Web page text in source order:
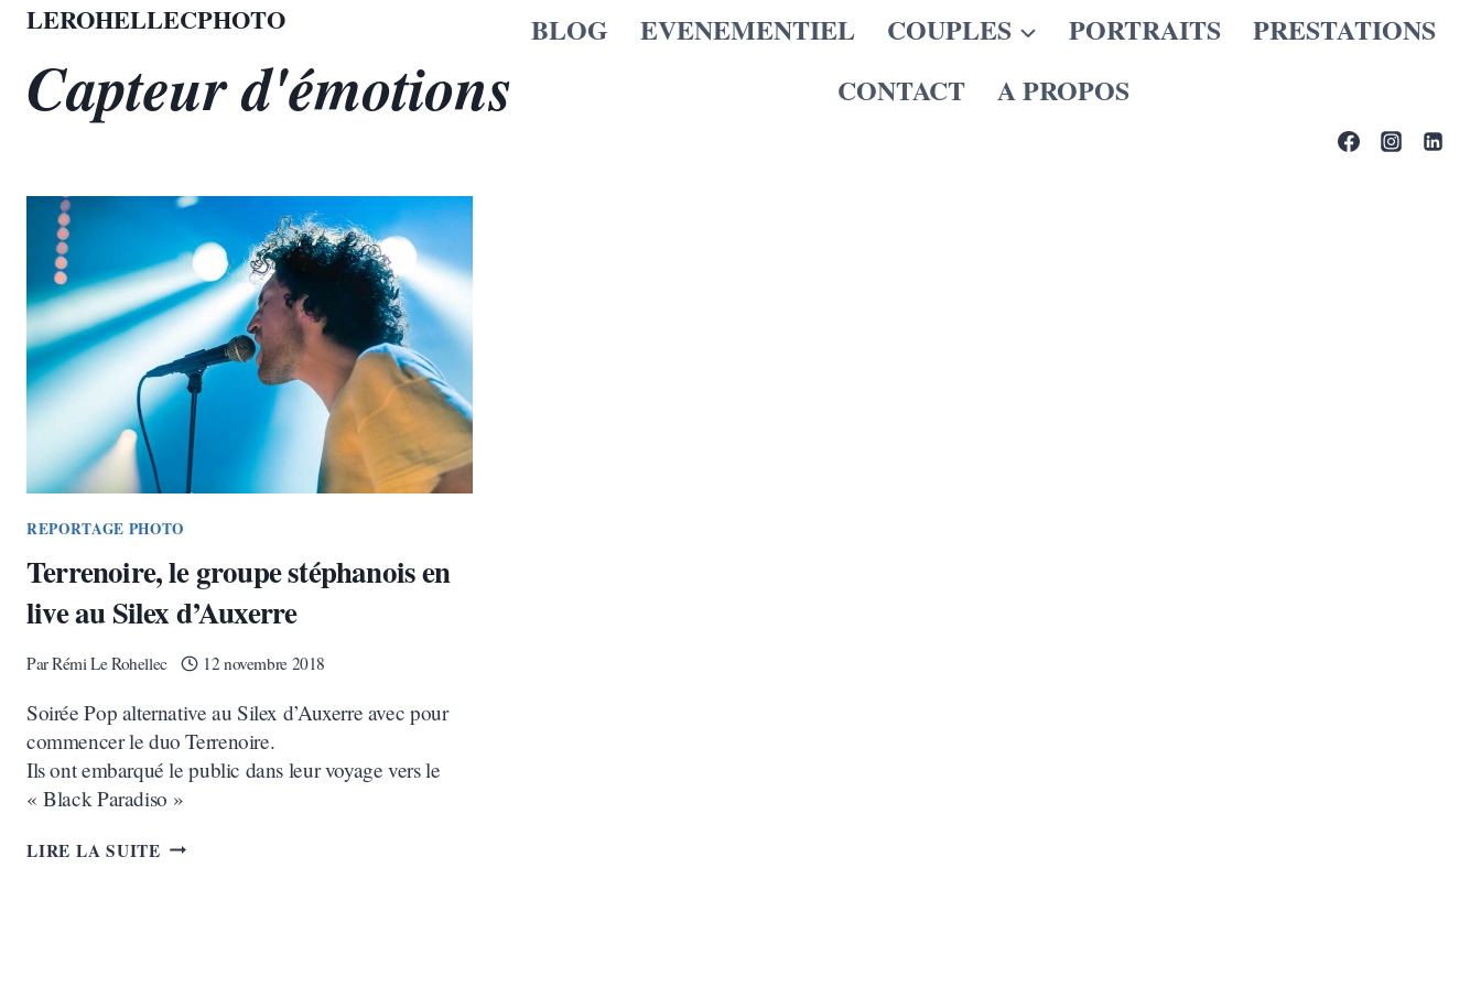
Aller
contenu
LEROHELLECPHOTO
Capteur d'émotions
BLOG EVENEMENTIEL COUPLES PORTRAITS
PRESTATIONS
CONTACT
A PROPOS
REPORTAGE PHOTO
Terrenoire, le groupe stéphanois en
live au Silex d’Auxerre
ParRémi Le Rohellec 12 novembre 2018
Soirée Pop alternative au Silex d’Auxerre avec pour
commencer le duo Terrenoire.
Ils ont embarqué le public dans leur voyage vers le
« Black Paradiso »
LIRE LA SUITETERRENOIRE,